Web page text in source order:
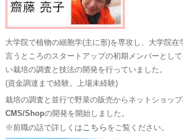
大学院で植物の細胞学(主に形)を専攻し、大学院在
言うところのスタートアップの初期メンバーとし
い栽培の調査と技法の開発を行っていました。
(資金調達まで経験。上場未経験)
栽培の調査と並行で野菜の販売からネットショッ
CMS/Shopの開発を開始しました。
※前職の話で詳しくはこちら をご覧ください。